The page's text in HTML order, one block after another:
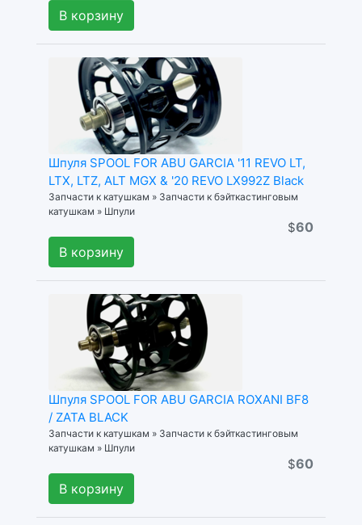
В корзину
Шпуля SPOOL FOR ABU GARCIA '11 REVO LT,
LTX, LTZ, ALT MGX & '20 REVO LX992Z Black
Запчасти к катушкам » Запчасти к бэйткастинговым
катушкам » Шпули
$60
В корзину
Шпуля SPOOL FOR ABU GARCIA ROXANI BF8
/ ZATA BLACK
Запчасти к катушкам » Запчасти к бэйткастинговым
катушкам » Шпули
$60
В корзину